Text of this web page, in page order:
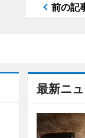
前の記
最新ニ